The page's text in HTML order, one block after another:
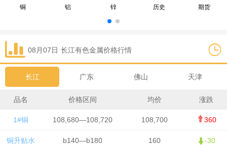
铜 铝 锌 历史 期货
08月07日 长江有色金属价格行情
长江 广东 佛山 天津
品名 价格区间 均价 涨跌
1#铜 108,680—108,720 108,700 360
铜升贴水 b140—b180 160 -30